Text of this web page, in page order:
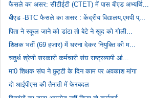
फैसले का असर: सीटीईटी (CTET) में पास बीएड अभ्यर्थि...
बीएड -BTC फैसले का असर : केंद्रीय विद्यालय,एमपी प्...
पिता ने स्कूल जाने को डांटा तो बेटे ने खुद को गोली...
शिक्षक भर्ती (69 हजार) में धरना देकर नियुक्ति की म...
चतुर्थ श्रेणी सरकारी कर्मचारी संघ राष्ट्रव्यापी आं...
मा0 शिक्षक संघ ने छुट्टी के दिन काम पर अवकाश मांगा
दो आईपीएस की तैनाती में फेरबदल